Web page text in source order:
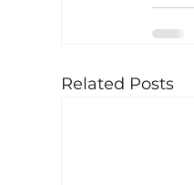
Related Posts